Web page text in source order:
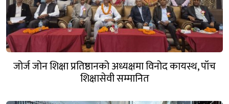
जोर्ज जोन शिक्षा प्रतिष्ठानको अध्यक्षमा विनोद कायस्थ, पाँच
शिक्षासेवी सम्मानित